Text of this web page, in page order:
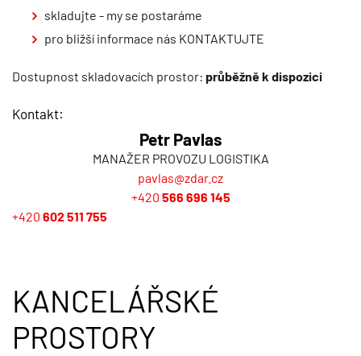
skladujte - my se postaráme
pro bližší informace nás KONTAKTUJTE
Dostupnost skladovacích prostor: průběžněk dispozici
Kontakt:
Petr Pavlas
MANAŽER PROVOZU LOGISTIKA
pavlas@zdar.cz
+420 566 696 145
+420 602 511 755
KANCELÁŘSKÉ
PROSTORY